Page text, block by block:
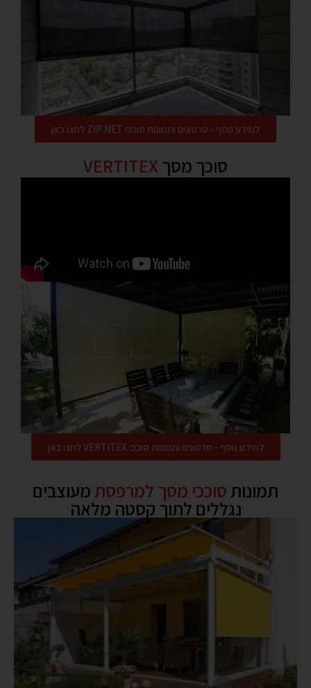
למידע נוסף - סרטונים ותמונות סוככי ZIP NET לחצו כאן
סוכך מסך VERTITEX
למידע נוסף - סרטונים ותמונות סוככי VERTITEX לחצו כאן
תמונות סוככי מסך למרפסת מעוצבים
נגללים לתוך קסטה מלאה